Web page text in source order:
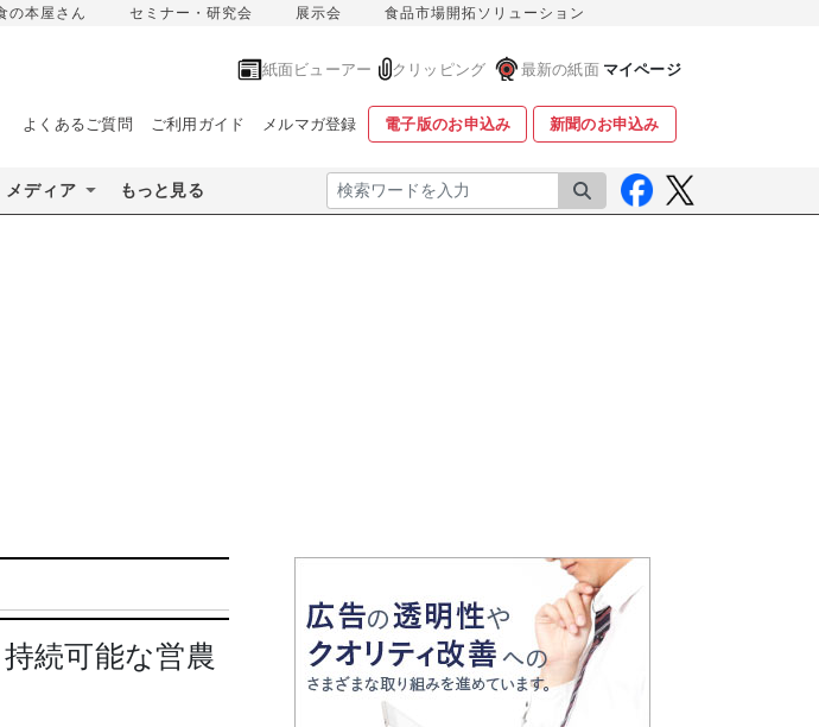
の本屋さん セミナー・研究会 展示会 食品市場開拓ソリューション
紙面ビューアー クリッピング 最新の紙面 マイページ
よくあるご質問 ご利用ガイド メルマガ登録 電子版のお申込み 新聞のお申込み
メディア もっと見る 検索
続可能な営農